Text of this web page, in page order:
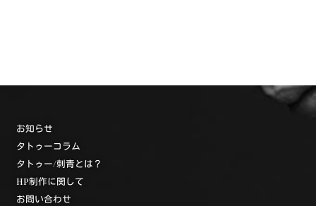
お知らせ
タトゥーコラム
タトゥー/刺青とは？
HP制作に関して
お問い合わせ